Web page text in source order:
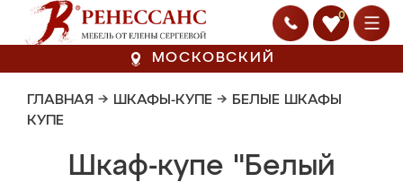
0
МОСКОВСКИЙ
ГЛАВНАЯ → ШКАФЫ-КУПЕ → БЕЛЫЕ ШКАФЫ
КУПЕ
Шкаф-купе "Белый